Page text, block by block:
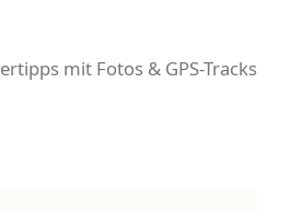
mit Fotos & GPS-Tracks